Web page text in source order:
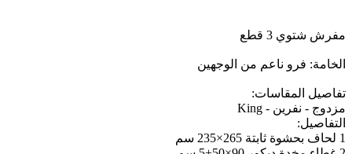
مفرش شتوي 3 قطع
الخامة: فرو ناعم من الوجهين
تفاصيل المقاسات:
مزدوج - نفرين - King
التفاصيل:
1 لحاف بحشوة ثابتة 265×235 سم